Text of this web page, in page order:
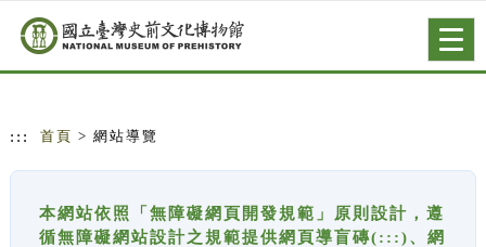
跳到主要內容
網站導覽
::: 首頁 > 網站導覽
本網站依照「無障礙網頁開發規範」原則設計，遵
循無障礙網站設計之規範提供網頁導盲磚(:::)、網